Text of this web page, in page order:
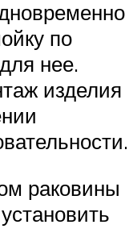
по
нее.
изделия
раковины